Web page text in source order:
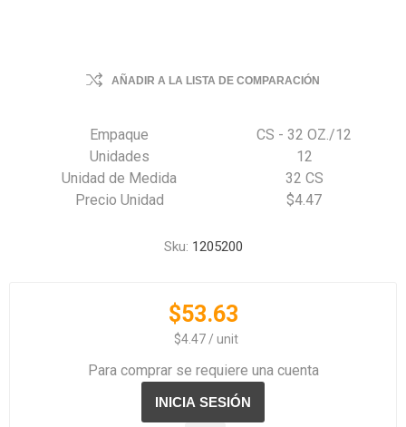
AÑADIR A LA LISTA DE COMPARACIÓN
Empaque
CS - 32 OZ./12
Unidades
12
Unidad de Medida
32 CS
Precio Unidad
$4.47
Sku: 1205200
$53.63
‏‏‎ ‎‏‏‎ ‎$4.47 / unit
Para comprar se requiere una cuenta